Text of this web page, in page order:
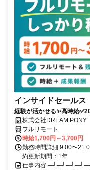
インサイドセールス
経験が活かせる✨高時給
株式会社DREAM PONY
フルリモート
時給1,700円～3,700円
勤務時間詳細 9:00〜
約更新期間：1年
仕事内容